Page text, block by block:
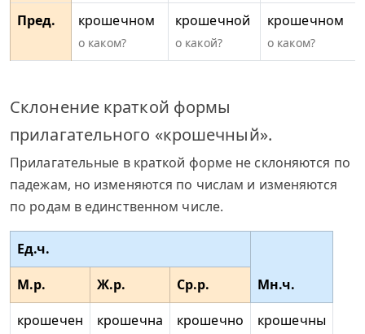
Пред. крошечном
о каком?
крошечной
о какой?
крошечном
о каком?
Склонение краткой формы
прилагательного «крошечный».
Прилагательные в краткой форме не склоняются по
падежам, но изменяются по числам и изменяются
по родам в единственном числе.
Ед.ч.
Мн.ч.
М.р. Ж.р.
Ср.р.
крошечен
крошечна крошечно крошечны